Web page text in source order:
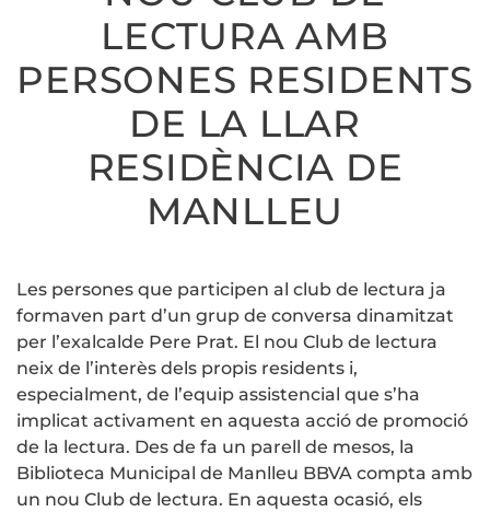
DE
LA
LECTURA AMB
PERSONES RESIDENTS
DE LA LLAR
RESIDÈNCIA DE
MANLLEU
Les persones que participen al club de lectura ja
formaven part d’un grup de conversa dinamitzat
per l’exalcalde Pere Prat. El nou Club de lectura
neix de l’interès dels propis residents i,
especialment, de l’equip assistencial que s’ha
implicat activament en aquesta acció de promoció
de la lectura. Des de fa un parell de mesos, la
Biblioteca Municipal de Manlleu BBVA compta amb
un nou Club de lectura. En aquesta ocasió, els